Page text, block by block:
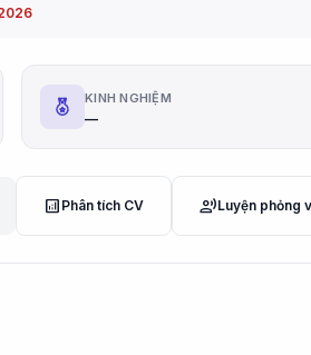
KINH NGHIỆM
—
analytics Phân tích CV record_voice_overLuyện phỏng